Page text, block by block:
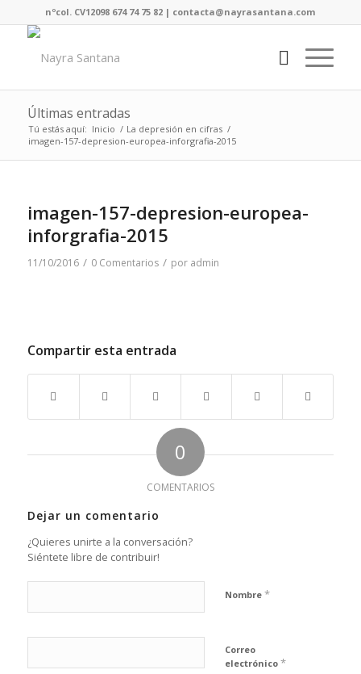
nºcol. CV12098 674 74 75 82 | contacta@nayrasantana.com
Últimas entradas
Tú estás aquí: Inicio / La depresión en cifras /
imagen-157-depresion-europea-inforgrafia-2015
imagen-157-depresion-europea-
inforgrafia-2015
11/10/2016 / 0 Comentarios / por admin
Compartir esta entrada
0
COMENTARIOS
Dejar un comentario
¿Quieres unirte a la conversación?
Siéntete libre de contribuir!
Nombre *
Correo
electrónico *